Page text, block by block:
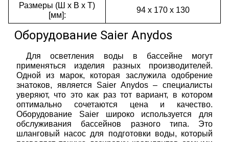
Размеры (Ш х В х Т)
[мм]:
94 х 170 х 130
Оборудование Saier Anydos
Для осветления воды в бассейне могут
применяться изделия разных производителей.
Одной из марок, которая заслужила одобрение
знатоков, является Saier Anydos – специалисты
уверяют, что это как раз тот вариант, в котором
оптимально сочетаются цена и качество.
Оборудование Saier широко используется для
обслуживания бассейнов разного типа. Это
шланговый насос для подготовки воды, который